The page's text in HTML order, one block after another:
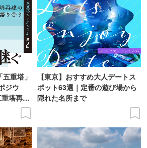
重塔」
ジウ
塔再建
【東京】おすすめ大人デートス
ポット63選｜定番の遊び場から
隠れた名所まで